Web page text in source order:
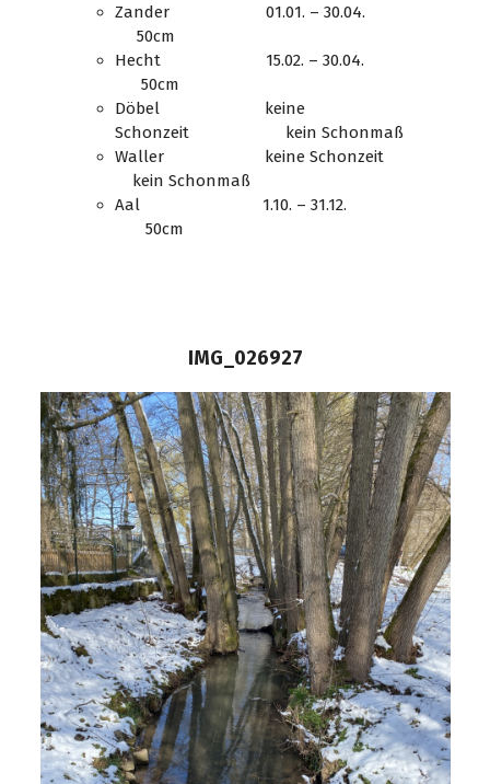
Zander 01.01. – 30.04.
50cm
Hecht 15.02. – 30.04.
50cm
Döbel keine
Schonzeit kein Schonmaß
Waller keine Schonzeit
kein Schonmaß
Aal 1.10. – 31.12.
50cm
IMG_026927